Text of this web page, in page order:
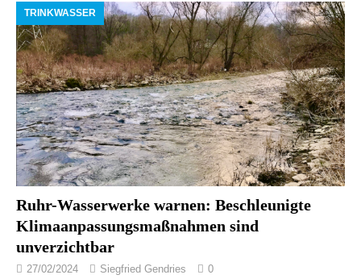
TRINKWASSER
Ruhr-Wasserwerke warnen: Beschleunigte
Klimaanpassungsmaßnahmen sind
unverzichtbar
27/02/2024 Siegfried Gendries 0